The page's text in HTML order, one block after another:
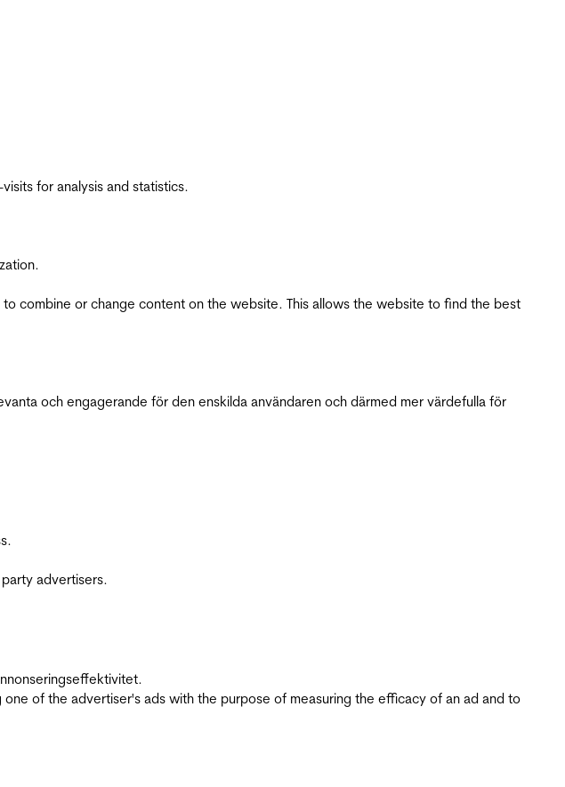
for analysis and statistics.
combine or change content on the website. This allows the website to find the best
och engagerande för den enskilda användaren och därmed mer värdefulla för
advertisers.
of the advertiser's ads with the purpose of measuring the efficacy of an ad and to